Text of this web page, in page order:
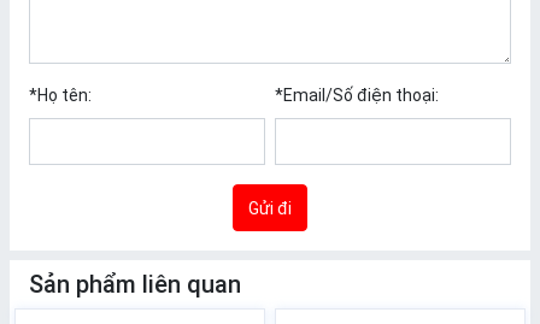
*Họ tên: *Email/Số điện thoại:
Gửi đi
Sản phẩm liên quan